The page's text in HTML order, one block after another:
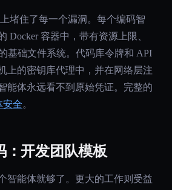
堵住了每一个漏洞。每个编码智
Docker 容器中，带有资源上限、
基础文件系统。代码库令牌和 API
上的密钥库代理中，并在网络层注
能体永远看不到原始凭证。完整的
安全。
：开发团队模板
智能体就够了。更大的工作则受益